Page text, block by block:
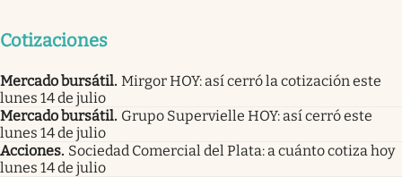
Cotizaciones
Mercado bursátil. Mirgor HOY: así cerró la cotización este
lunes 14 de julio
Mercado bursátil. Grupo Supervielle HOY: así cerró este
lunes 14 de julio
Acciones. Sociedad Comercial del Plata: a cuánto cotiza hoy
lunes 14 de julio